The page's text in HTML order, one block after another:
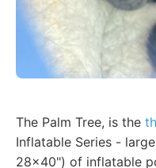
The Palm Tree, is the
Inflatable Series -
28x40") of inflatable